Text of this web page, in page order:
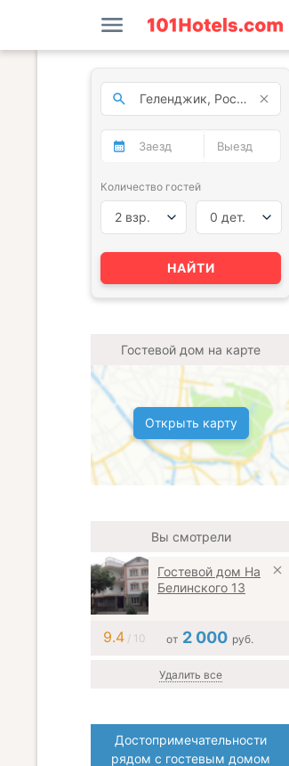
Количество гостей
2 взр. 0 дет.
НАЙТИ
Гостевой дом на карте
Открыть карту
Вы смотрели
Гостевой дом На
Белинского 13
9.4/ 10 от 2 000 руб.
Удалить все
Достопримечательности
рядом с гостевым домом